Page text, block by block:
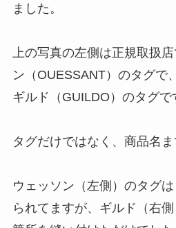
ました。
上の写真の左側は正規取扱
ン（OUESSANT）のタグで
ギルド（GUILDO）のタグで
タグだけではなく、商品名ま
ウェッソン（左側）のタグ
られてますが、ギルド（右